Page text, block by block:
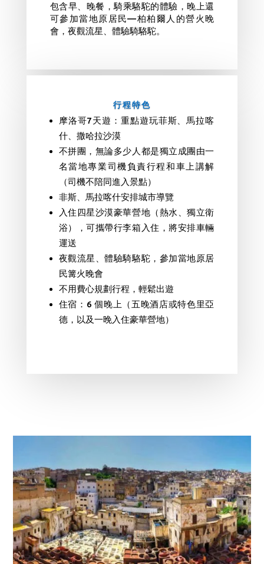
包含早、晚餐，騎乘駱駝的體驗，晚上還
可參加當地原居民—柏柏爾人的營火晚
會，夜觀流星、體驗騎駱駝。
行程特色
摩洛哥7天遊：重點遊玩菲斯、馬拉喀
什、撒哈拉沙漠
不拼團，無論多少人都是獨立成團由一
名當地專業司機負責行程和車上講解
（司機不陪同進入景點）
非斯、馬拉喀什安排城市導覽
入住四星沙漠豪華營地（熱水、獨立衛
浴），可攜帶行李箱入住，將安排車輛
運送
夜觀流星、體驗騎駱駝，參加當地原居
民篝火晚會
不用費心規劃行程，輕鬆出遊
住宿：6 個晚上（五晚酒店或特色里亞
德，以及一晚入住豪華營地）